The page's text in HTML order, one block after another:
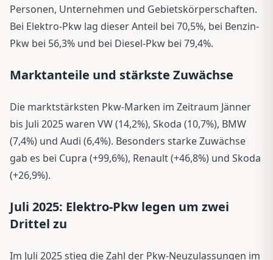
Personen, Unternehmen und Gebietskörperschaften.
Bei Elektro-Pkw lag dieser Anteil bei 70,5%, bei Benzin-
Pkw bei 56,3% und bei Diesel-Pkw bei 79,4%.
Marktanteile und stärkste Zuwächse
Die marktstärksten Pkw-Marken im Zeitraum Jänner
bis Juli 2025 waren VW (14,2%), Skoda (10,7%), BMW
(7,4%) und Audi (6,4%). Besonders starke Zuwächse
gab es bei Cupra (+99,6%), Renault (+46,8%) und Skoda
(+26,9%).
Juli 2025: Elektro-Pkw legen um zwei
Drittel zu
Im Juli 2025 stieg die Zahl der Pkw-Neuzulassungen im